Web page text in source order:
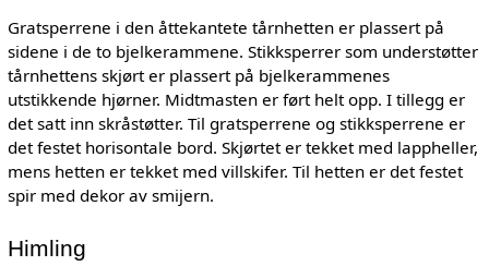
Gratsperrene i den åttekantete tårnhetten er plassert på
sidene i de to bjelkerammene. Stikksperrer som understøtter
tårnhettens skjørt er plassert på bjelkerammenes
utstikkende hjørner. Midtmasten er ført helt opp. I tillegg er
det satt inn skråstøtter. Til gratsperrene og stikksperrene er
det festet horisontale bord. Skjørtet er tekket med lappheller,
mens hetten er tekket med villskifer. Til hetten er det festet
spir med dekor av smijern.
Himling